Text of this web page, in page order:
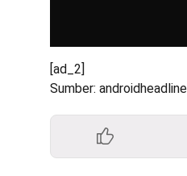
[ad_2]
Sumber: